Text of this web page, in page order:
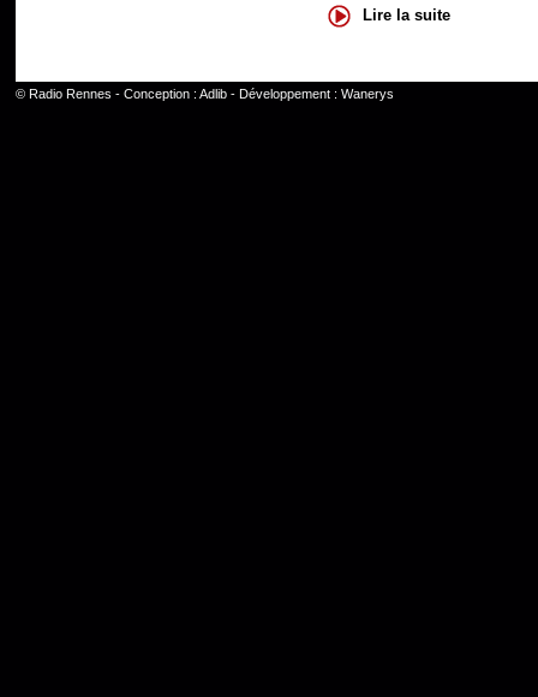
Lire la suite
© Radio Rennes - Conception : Adlib- Développement : Wanerys